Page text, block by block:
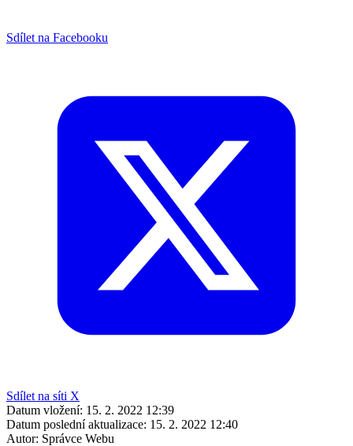
Sdílet na Facebooku
Sdílet na síti X
Datum vložení: 15. 2. 2022 12:39
Datum poslední aktualizace: 15. 2. 2022 12:40
Autor: Správce Webu